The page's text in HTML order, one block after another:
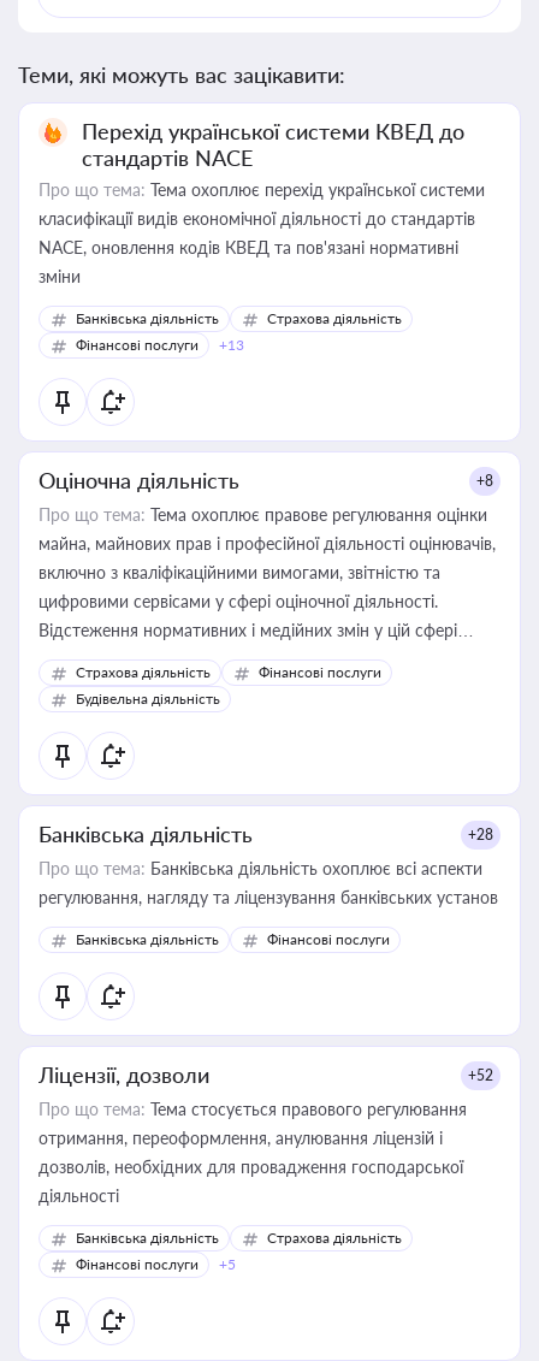
Теми, які можуть вас зацікавити:
Перехід української системи КВЕД до
стандартів NACE
Про що тема: Тема охоплює перехід української системи
класифікації видів економічної діяльності до стандартів
NACE, оновлення кодів КВЕД та пов'язані нормативні
зміни
Банківська діяльність
Страхова діяльність
Фінансові послуги
+13
Оціночна діяльність +8
Про що тема: Тема охоплює правове регулювання оцінки
майна, майнових прав і професійної діяльності оцінювачів,
включно з кваліфікаційними вимогами, звітністю та
цифровими сервісами у сфері оціночної діяльності.
Відстеження нормативних і медійних змін у цій сфері
корисне для власника бізнесу, керівника, юриста або
бухгалтера під час оподаткування, приватизації, оренди
державного майна, корпоративних угод і перевірки
статусу суб'єктів оціночної діяльності
Страхова діяльність
Фінансові послуги
Будівельна діяльність
Банківська діяльність +28
Про що тема: Банківська діяльність охоплює всі аспекти
регулювання, нагляду та ліцензування банківських установ
Банківська діяльність Фінансові послуги
Ліцензії, дозволи +52
Про що тема: Тема стосується правового регулювання
отримання, переоформлення, анулювання ліцензій і
дозволів, необхідних для провадження господарської
діяльності
Банківська діяльність
Страхова діяльність
Фінансові послуги
+5